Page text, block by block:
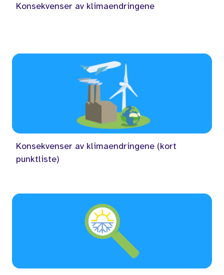
Konsekvenser av klimaendringene
Konsekvenser av klimaendringene (kort
punktliste)